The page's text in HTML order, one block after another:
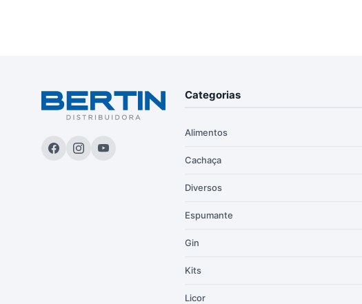
Categorias
Alimentos
Cachaça
Diversos
Espumante
Gin
Kits
Licor